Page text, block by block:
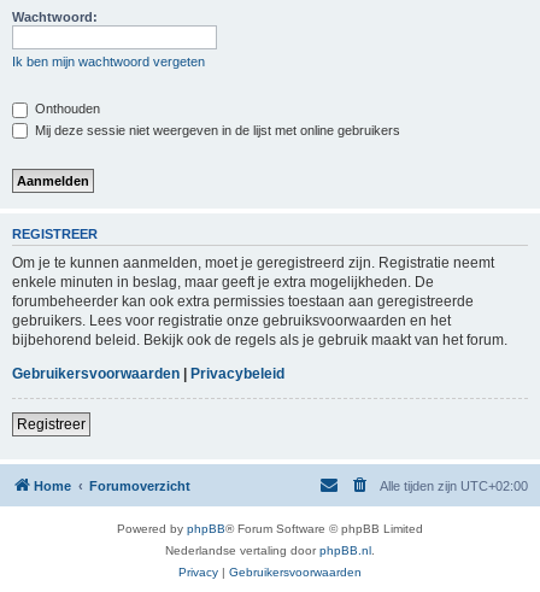
Wachtwoord:
Ik ben mijn wachtwoord vergeten
Onthouden
Mij deze sessie niet weergeven in de lijst met online gebruikers
REGISTREER
Om je te kunnen aanmelden, moet je geregistreerd zijn. Registratie neemt
enkele minuten in beslag, maar geeft je extra mogelijkheden. De
forumbeheerder kan ook extra permissies toestaan aan geregistreerde
gebruikers. Lees voor registratie onze gebruiksvoorwaarden en het
bijbehorend beleid. Bekijk ook de regels als je gebruik maakt van het forum.
Gebruikersvoorwaarden | Privacybeleid
Registreer
Home Forumoverzicht Alle tijden zijn UTC+02:00
Powered by phpBB® Forum Software © phpBB Limited
Nederlandse vertaling doorphpBB.nl
Privacy | Gebruikersvoorwaarden